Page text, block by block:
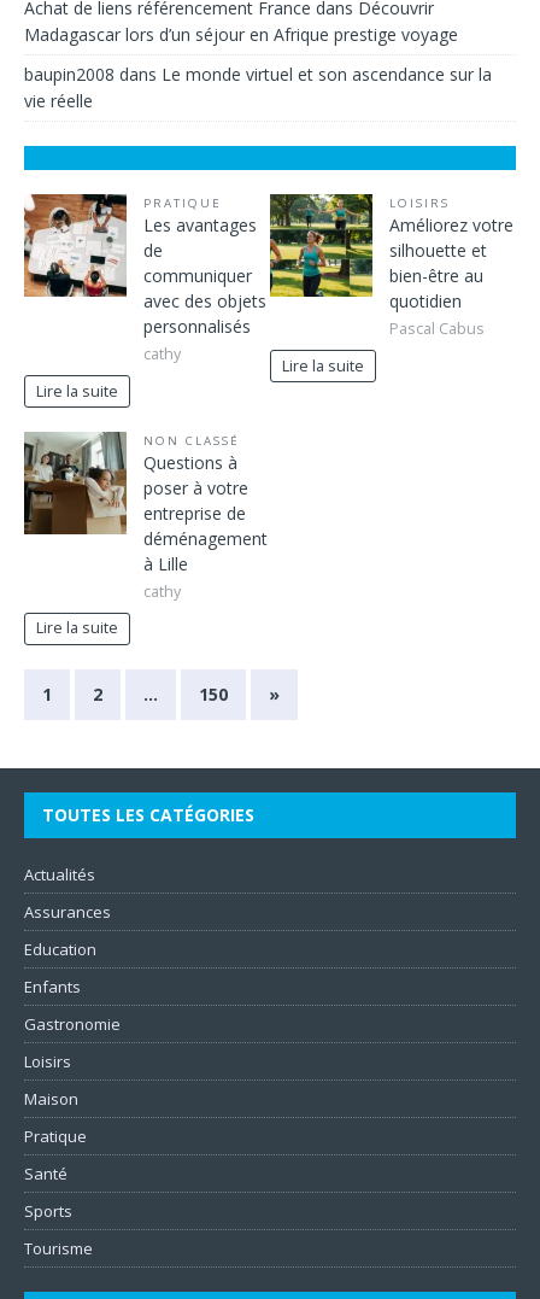
Achat de liens référencement France dans Découvrir
Madagascar lors d’un séjour en Afrique prestige voyage
baupin2008 dans Le monde virtuel et son ascendance sur la
vie réelle
PRATIQUE
Les avantages
de
communiquer
avec des objets
personnalisés
cathy
Lire la suite
LOISIRS
Améliorez votre
silhouette et
bien-être au
quotidien
Pascal Cabus
Lire la suite
NON CLASSÉ
Questions à
poser à votre
entreprise de
déménagement
à Lille
cathy
Lire la suite
1 2 … 150 »
TOUTES LES CATÉGORIES
Actualités
Assurances
Education
Enfants
Gastronomie
Loisirs
Maison
Pratique
Santé
Sports
Tourisme